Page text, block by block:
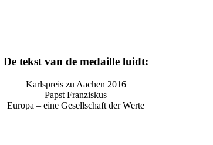
De tekst van de medaille luidt:
Karlspreis zu Aachen 2016
Papst Franziskus
Europa – eine Gesellschaft der Werte